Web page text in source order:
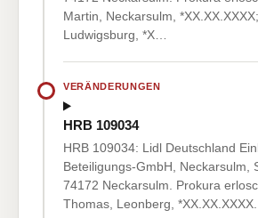
Martin, Neckarsulm,
Ludwigsburg, *X…
VERÄNDERUNGEN
HRB 109034
HRB 109034: Lidl Deutschland
Beteiligungs-GmbH, Neckarsulm,
74172 Neckarsulm. Prokura
Thomas, Leonberg, *XX.XX.XXXX.